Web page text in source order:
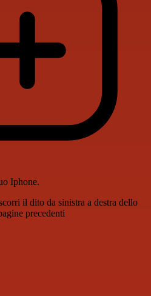
Iphone.
il dito da sinistra a destra dello
precedenti